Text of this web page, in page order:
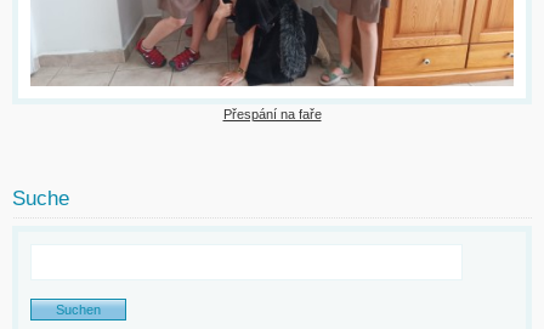
Přespání na faře
Suche